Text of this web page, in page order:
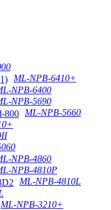
ML-NPB-6410+
NPB-6400
NPB-5690
ML-NPB-5660
NPB-4860
NPB-4810P
ML-NPB-4810L
ML-NPB-3210+